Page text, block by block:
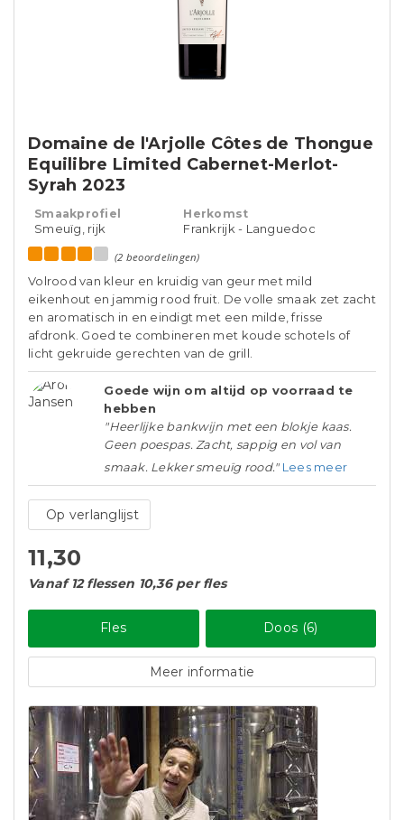
Domaine de l'Arjolle Côtes de Thongue
Equilibre Limited Cabernet-Merlot-
Syrah 2023
Smaakprofiel
Smeuïg, rijk
Herkomst
Frankrijk - Languedoc
(2 beoordelingen)
Volrood van kleur en kruidig van geur met mild
eikenhout en jammig rood fruit. De volle smaak zet zacht
en aromatisch in en eindigt met een milde, frisse
afdronk. Goed te combineren met koude schotels of
licht gekruide gerechten van de grill.
Goede wijn om altijd op voorraad te
hebben
"Heerlijke bankwijn met een blokje kaas.
Geen poespas. Zacht, sappig en vol van
smaak. Lekker smeuïg rood." Lees meer
Op verlanglijst
11,30
Vanaf 12 flessen 10,36 per fles
Fles Doos (6)
Meer informatie